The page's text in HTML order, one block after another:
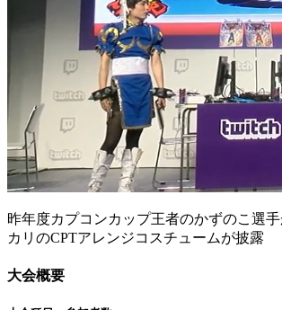
昨年度カプコンカップ王者のかずのこ選
カリのCPTアレンジコスチュームが披露
大会概要